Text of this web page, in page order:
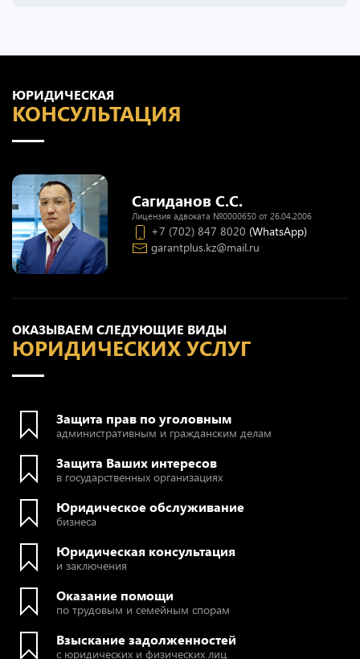
ОКАЗЫВАЕМ СЛЕДУЮЩИЕ ВИДЫ
ЮРИДИЧЕСКИХ УСЛУГ
Защита прав по уголовным
административным и гражданским делам
Защита Ваших интересов
в государственных организациях
Юридическое обслуживание
бизнеса
Юридическая консультация
и заключения
Оказание помощи
по трудовым и семейным спорам
Взыскание задолженностей
с юридических и физических лиц
ЮРИДИЧЕСКАЯ
КОНСУЛЬТАЦИЯ
Сагиданов С.С.
Лицензия адвоката №0000650 от 26.04.2006
+7 (702) 847 8020 (WhatsApp)
garantplus.kz@mail.ru